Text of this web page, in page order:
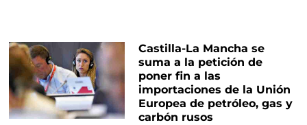
Castilla-La Mancha se
suma a la petición de
poner fin a las
importaciones de la Unión
Europea de petróleo, gas y
carbón rusos